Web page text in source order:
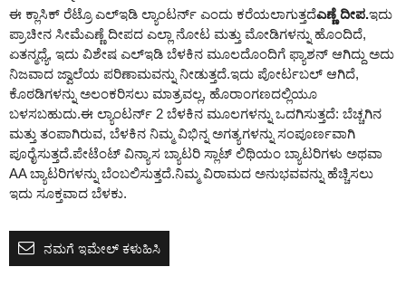
ಈ ಕ್ಲಾಸಿಕ್ ರೆಟ್ರೊ ಎಲ್ಇಡಿ ಲ್ಯಾಂಟರ್ನ್ ಎಂದು ಕರೆಯಲಾಗುತ್ತದೆಎಣ್ಣೆ ದೀಪ.ಇದು
ಪ್ರಾಚೀನ ಸೀಮೆಎಣ್ಣೆ ದೀಪದ ಎಲ್ಲಾ ನೋಟ ಮತ್ತು ಮೋಡಿಗಳನ್ನು ಹೊಂದಿದೆ,
ಏತನ್ಮಧ್ಯೆ, ಇದು ವಿಶೇಷ ಎಲ್ಇಡಿ ಬೆಳಕಿನ ಮೂಲದೊಂದಿಗೆ ಫ್ಯಾಶನ್ ಆಗಿದ್ದು ಅದು
ನಿಜವಾದ ಜ್ವಾಲೆಯ ಪರಿಣಾಮವನ್ನು ನೀಡುತ್ತದೆ.ಇದು ಪೋರ್ಟಬಲ್ ಆಗಿದೆ,
ಕೊಠಡಿಗಳನ್ನು ಅಲಂಕರಿಸಲು ಮಾತ್ರವಲ್ಲ, ಹೊರಾಂಗಣದಲ್ಲಿಯೂ
ಬಳಸಬಹುದು.ಈ ಲ್ಯಾಂಟರ್ನ್ 2 ಬೆಳಕಿನ ಮೂಲಗಳನ್ನು ಒದಗಿಸುತ್ತದೆ: ಬೆಚ್ಚಗಿನ
ಮತ್ತು ತಂಪಾಗಿರುವ, ಬೆಳಕಿನ ನಿಮ್ಮ ವಿಭಿನ್ನ ಅಗತ್ಯಗಳನ್ನು ಸಂಪೂರ್ಣವಾಗಿ
ಪೂರೈಸುತ್ತದೆ.ಪೇಟೆಂಟ್ ವಿನ್ಯಾಸ ಬ್ಯಾಟರಿ ಸ್ಲಾಟ್ ಲಿಥಿಯಂ ಬ್ಯಾಟರಿಗಳು ಅಥವಾ
AA ಬ್ಯಾಟರಿಗಳನ್ನು ಬೆಂಬಲಿಸುತ್ತದೆ.ನಿಮ್ಮ ವಿರಾಮದ ಅನುಭವವನ್ನು ಹೆಚ್ಚಿಸಲು
ಇದು ಸೂಕ್ತವಾದ ಬೆಳಕು.
ನಮಗೆ ಇಮೇಲ್ ಕಳುಹಿಸಿ